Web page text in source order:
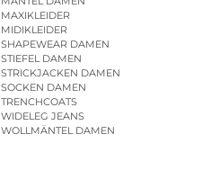
MAXIKLEIDER
MIDIKLEIDER
SHAPEWEAR DAMEN
STIEFEL DAMEN
STRICKJACKEN DAMEN
SOCKEN DAMEN
TRENCHCOATS
WIDELEG JEANS
WOLLMÄNTEL DAMEN